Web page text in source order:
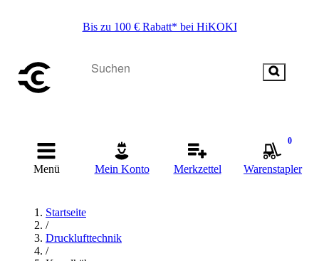
Bis zu 100 € Rabatt* bei HiKOKI
Menü Mein Konto Merkzettel
0
Warenstapler
Startseite
/
Drucklufttechnik
/